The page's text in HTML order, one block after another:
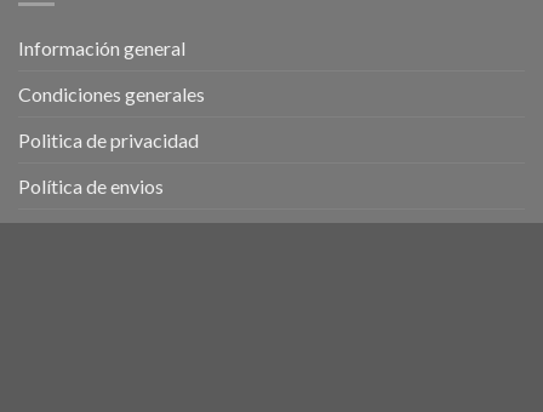
Información general
Condiciones generales
Politica de privacidad
Política de envios